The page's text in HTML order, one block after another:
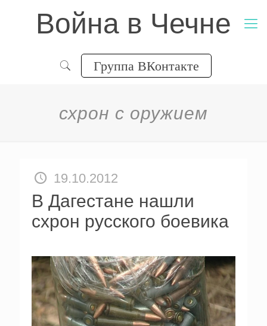
Война в Чечне
Группа ВКонтакте
схрон с оружием
19.10.2012
В Дагестане нашли
схрон русского боевика